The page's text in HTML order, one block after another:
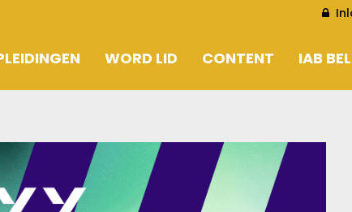
WORD LID CONTENT
PERSBERICHTEN
IAB